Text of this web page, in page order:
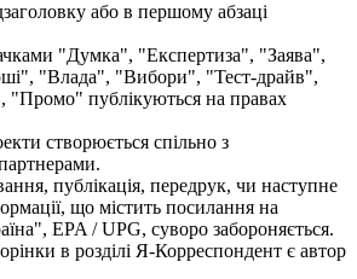
або в першому абзаці
"Думка", "Експертиза", "Заява",
"Влада", "Вибори", "Тест-драйв",
"Промо" публікуються на правах
створюється спільно з
публікація, передрук, чи наступне
що містить посилання на
EPA / UPG, суворо забороняється.
в розділі Я-Корреспондент є автор